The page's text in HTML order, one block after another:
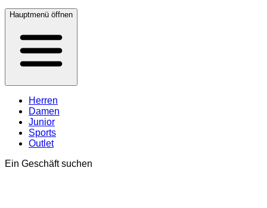
Hauptmenü öffnen
Herren
Damen
Junior
Sports
Outlet
Ein Geschäft suchen